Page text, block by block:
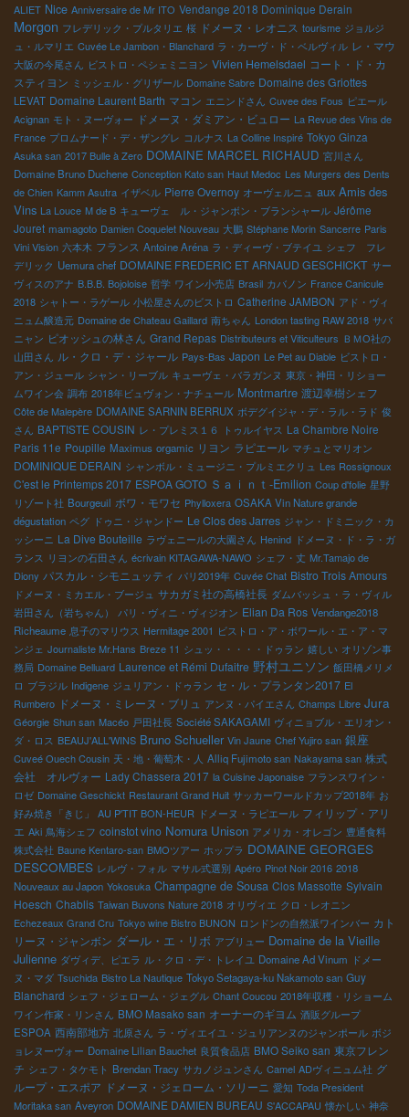
ALIET Nice Anniversaire de Mr ITO Vendange 2018 Dominique Derain
Morgon フレデリック・プルタリエ 桜 ドメーヌ・レオニス tourisme ジョルジ
ュ・ルマリエ Cuvée Le Jambon・Blanchard ラ・カーヴ・ド・ベルヴィル レ・マウ
大阪の今尾さん ビストロ・ペシェミニヨン Vivien Hemelsdael コート・ド・カ
スティヨン ミッシェル・グリザール Domaine Sabre Domaine des Griottes
LEVAT Domaine Laurent Barth マコン エニンドさん Cuvee des Fous ピエール
Acignan モト・ヌーヴォー ドメーヌ・ダミアン・ビュロー La Revue des Vins de
France プロムナード・デ・ザングレ コルナス La Colline Inspiré Tokyo Ginza
Asuka san 2017 Bulle à Zero DOMAINE MARCEL RICHAUD 宮川さん
Domaine Bruno Duchene Conception Kato san Haut Medoc Les Murgers des Dents
de Chien Kamm Asutra イザベル Pierre Overnoy オーヴェルニュ aux Amis des
Vins La Louce M de B キューヴェ ル・ジャンボン・ブランシャール Jérôme
Jouret mamagoto Damien Coquelet Nouveau 大鵬 Stéphane Morin Sancerre Paris
Vini Vision 六本木 フランス Antoine Aréna ラ・ディーヴ・ブテイユ シェフ フレ
デリック Uemura chef DOMAINE FREDERIC ET ARNAUD GESCHICKT サー
ヴィスのアナ B.B.B. Bojoloise 哲学 ワイン小売店 Brasil カバノン France Canicule
2018 シャトー・ラゲール 小松屋さんのビストロ Catherine JAMBON アド・ヴィ
ニュム醸造元 Domaine de Chateau Gaillard 南ちゃん London tasting RAW 2018 サバ
ニャン ピオッシュの林さん Grand Repas Distributeurs et Viticulteurs ＢＭО社の
山田さん ル・クロ・デ・ジャール Pays-Bas Japon Le Pet au Diable ビストロ・
アン・ジュール シャン・リーブル キューヴェ・バラガンヌ 東京・神田・リショー
ムワイン会 調布 2018年ビュヴォン・ナチュール Montmartre 渡辺幸樹シェフ
Côte de Malepère DOMAINE SARNIN BERRUX ボデグイジャ・デ・ラル・ラド 俊
さん BAPTISTE COUSIN レ・プレミス１６ トゥルイヤス La Chambre Noire
Paris 11e Poupille Maximus orgamic リヨン ラピエール マチュとマリオン
DOMINIQUE DERAIN シャンボル・ミュージニ・プルミエクリュ Les Rossignoux
C'est le Printemps 2017 ESPOA GOTO Ｓａｉｎｔ-Emilion Coup d'folie 星野
リゾート社 Bourgeuil ボワ・モワセ Phylloxera OSAKA Vin Nature grande
dégustation ペグ ドゥニ・ジャンドー Le Clos des Jarres ジャン・ドミニック・カ
ッシーニ La Dive Bouteille ラヴェニールの大園さん Henind ドメーヌ・ド・ラ・ガ
ランス リヨンの石田さん écrivain KITAGAWA-NAWO シェフ・丈 Mr.Tamajo de
Diony パスカル・シモニュッティ パリ2019年 Cuvée Chat Bistro Trois Amours
ドメーヌ・ミカエル・ブージュ サカガミ社の高橋社長 ダムバッシュ・ラ・ヴィル
岩田さん（岩ちゃん）
パリ・ヴィニ・ヴィジオン Elian Da Ros Vendange2018
Richeaume 息子のマリウス Hermitage 2001 ビストロ・ア・ボワール・エ・ア・マ
ンジェ Journaliste Mr.Hans Breze 11 シュッ・・・・・ドゥラン 嬉しい オリゾン事
務局 Domaine Belluard Laurence et Rémi Dufaitre 野村ユニソン 飯田橋メリメ
ロ ブラジル Indigene ジュリアン・ドゥラン セ・ル・プランタン2017 El
Rumbero ドメーヌ・ミレーヌ・ブリュ アンヌ・パイエさん Champs Libre Jura
Géorgie Shun san Macéo 戸田社長 Société SAKAGAMI ヴィニョブル・エリオン・
ダ・ロス BEAUJ'ALL'WINS Bruno Schueller Vin Jaune Chef Yujiro san 銀座
Cuveé Ouech Cousin 天・地・葡萄木・人 Alliq Fujimoto san Nakayama san 株式
会社 オルヴォー Lady Chassera 2017 la Cuisine Japonaise フランスワイン・
ロゼ Domaine Geschickt Restaurant Grand Huit サッカーワールドカップ2018年 お
好み焼き「きじ」
AU P'TIT BON-HEUR ドメーヌ・ラピエール フィリップ・アリ
エ Aki 鳥海シェフ coinstot vino Nomura Unison アメリカ・オレゴン 豊通食料
株式会社 Baune Kentaro-san BMOツアー ホップラ DOMAINE GEORGES
DESCOMBES レルヴ・フォル マサル式選別 Apéro Pinot Noir 2016 2018
Nouveaux au Japon Yokosuka Champagne de Sousa Clos Massotte Sylvain
Hoesch Chablis Taiwan Buvons Nature 2018 オリヴィエ クロ・レオニン
Echezeaux Grand Cru Tokyo wine Bistro BUNON ロンドンの自然派ワインバー カト
リーヌ・ジャンボン ダール・エ・リボ アブリュー Domaine de la Vieille
Julienne ダヴィデ、ピエラ ル・クロ・デ・トレイユ Domaine Ad Vinum ドメー
ヌ・マダ Tsuchida Bistro La Nautique Tokyo Setagaya-ku Nakamoto san Guy
Blanchard シェフ・ジェローム・ジェグル Chant Coucou 2018年収穫・リショーム
ワイン作家・リンさん BMO Masako san オーナーのギヨム 酒販グループ
ESPOA 西南部地方 北原さん ラ・ヴィエイユ・ジュリアンヌのジャンポール ボジ
ョレヌーヴォー Domaine Lilian Bauchet 良質食品店 BMO Seiko san 東京フレン
チ シェフ・タケモト Brendan Tracy サカノジュンさん Camel ADヴィニュム社 グ
ループ・エスポア ドメーヌ・ジェローム・ソリーニ 愛知 Toda President
Moritaka san Aveyron DOMAINE DAMIEN BUREAU S'ACCAPAU 懐かしい 神奈